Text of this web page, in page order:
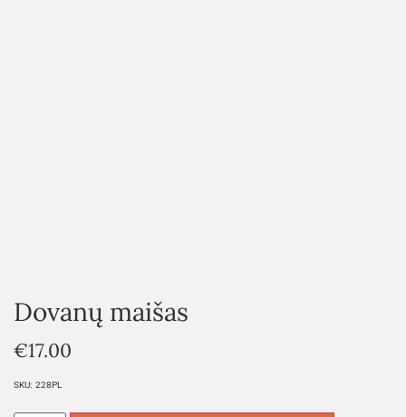
Dovanų maišas
€17.00
SKU: 228PL